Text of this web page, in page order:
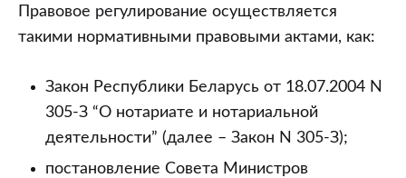
задолженности
по
договору
основании
исполнительной
Правовое регулирование осуществляется
такими нормативными правовыми актами, как:
Закон Республики Беларусь от 18.07.2004 N
305-З “О нотариате и нотариальной
деятельности” (далее – Закон N 305-З);
постановление Совета Министров